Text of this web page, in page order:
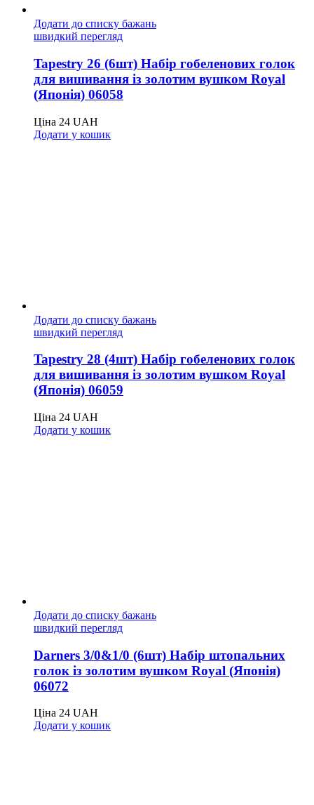
Додати до списку бажань
швидкий перегляд
Tapestry 26 (6шт) Набір гобеленових голок
для вишивання із золотим вушком Royal
(Японія) 06058
Ціна 24 UAH
Додати у кошик
Додати до списку бажань
швидкий перегляд
Tapestry 28 (4шт) Набір гобеленових голок
для вишивання із золотим вушком Royal
(Японія) 06059
Ціна 24 UAH
Додати у кошик
Додати до списку бажань
швидкий перегляд
Darners 3/0&1/0 (6шт) Набір штопальних
голок із золотим вушком Royal (Японія)
06072
Ціна 24 UAH
Додати у кошик